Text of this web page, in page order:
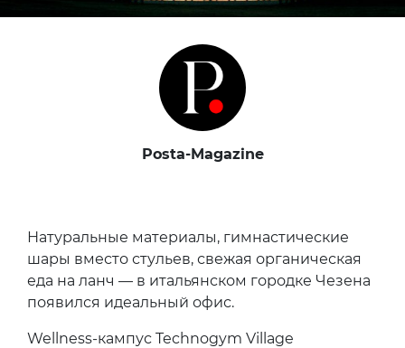
Posta-Magazine
Натуральные материалы, гимнастические
шары вместо стульев, свежая органическая
еда на ланч — в итальянском городке Чезена
появился идеальный офис.
Wellness-кампус Technogym Village